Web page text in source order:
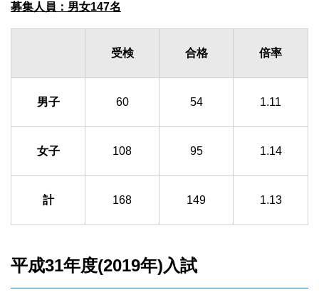
募集人員：男女147名
受検 合格 倍率
男子 60 54 1.11
女子 108 95 1.14
計 168 149 1.13
平成31年度(2019年)入試